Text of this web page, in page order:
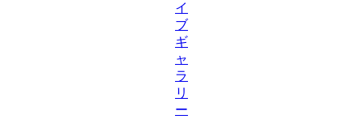
イ
ブ
ギ
ャ
ラ
リ
ー